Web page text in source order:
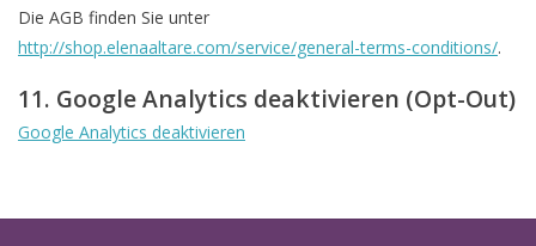
Die AGB finden Sie unter
http://shop.elenaaltare.com/service/general-terms-conditions/.
11. Google Analytics deaktivieren (Opt-Out)
Google Analytics deaktivieren